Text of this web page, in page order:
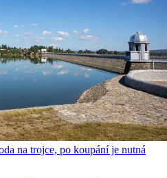
na trojce, po koupání je nutná